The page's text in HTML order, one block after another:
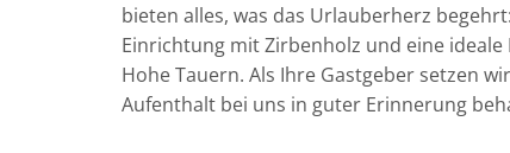
bieten alles, was das Urlauberherz
Einrichtung mit Zirbenholz und eine
Hohe Tauern. Als Ihre Gastgeber setzen
Aufenthalt bei uns in guter Erinnerung